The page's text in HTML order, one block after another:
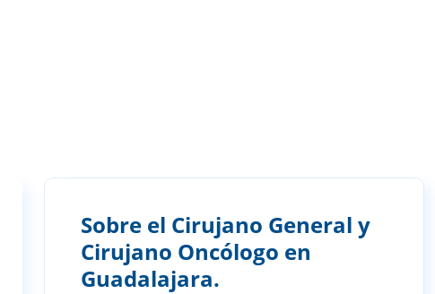
Sobre el Cirujano General y
Cirujano Oncólogo en
Guadalajara.